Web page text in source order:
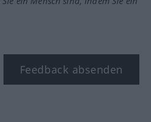
Feedback absenden